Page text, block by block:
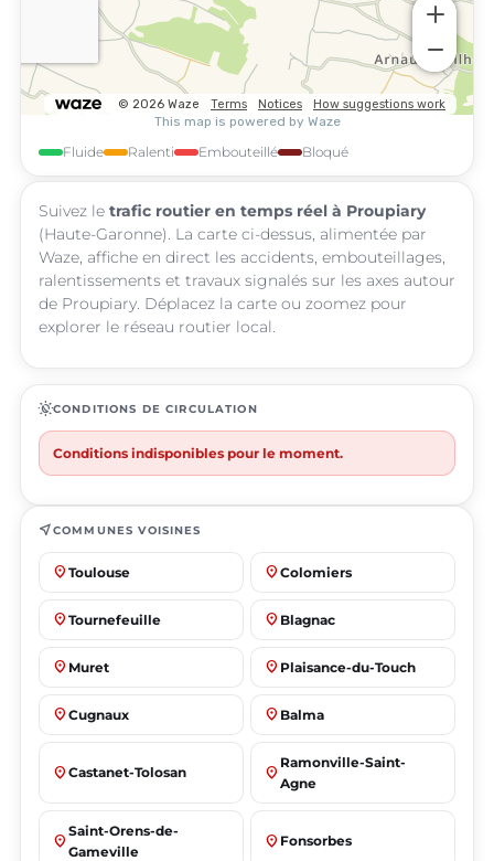
Fluide Ralenti Embouteillé Bloqué
Suivez le trafic routier en temps réel à Proupiary
(Haute-Garonne). La carte ci-dessus, alimentée par
Waze, affiche en direct les accidents, embouteillages,
ralentissements et travaux signalés sur les axes autour
de Proupiary. Déplacez la carte ou zoomez pour
explorer le réseau routier local.
routineCONDITIONS DE CIRCULATION
Conditions indisponibles pour le moment.
near_meCOMMUNES VOISINES
place Toulouse place Colomiers
place Tournefeuille place Blagnac
place Muret place Plaisance-du-Touch
place Cugnaux place Balma
place Castanet-Tolosan place
Ramonville-Saint-
Agne
place
Saint-Orens-de-
Gameville
place Fonsorbes